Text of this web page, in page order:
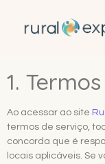
1. Termos
Ao acessar ao site
termos de serviço,
concorda que é
locais aplicáveis. Se